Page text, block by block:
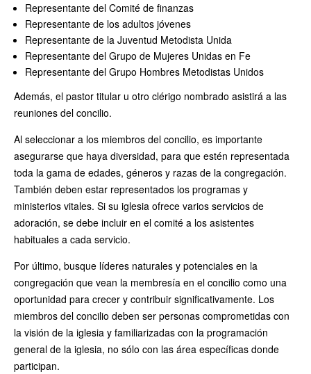
Representante del Comité de finanzas
Representante de los adultos jóvenes
Representante de la Juventud Metodista Unida
Representante del Grupo de Mujeres Unidas en Fe
Representante del Grupo Hombres Metodistas Unidos
Además, el pastor titular u otro clérigo nombrado asistirá a las
reuniones del concilio.
Al seleccionar a los miembros del concilio, es importante
asegurarse que haya diversidad, para que estén representada
toda la gama de edades, géneros y razas de la congregación.
También deben estar representados los programas y
ministerios vitales. Si su iglesia ofrece varios servicios de
adoración, se debe incluir en el comité a los asistentes
habituales a cada servicio.
Por último, busque líderes naturales y potenciales en la
congregación que vean la membresía en el concilio como una
oportunidad para crecer y contribuir significativamente. Los
miembros del concilio deben ser personas comprometidas con
la visión de la iglesia y familiarizadas con la programación
general de la iglesia, no sólo con las área específicas donde
participan.